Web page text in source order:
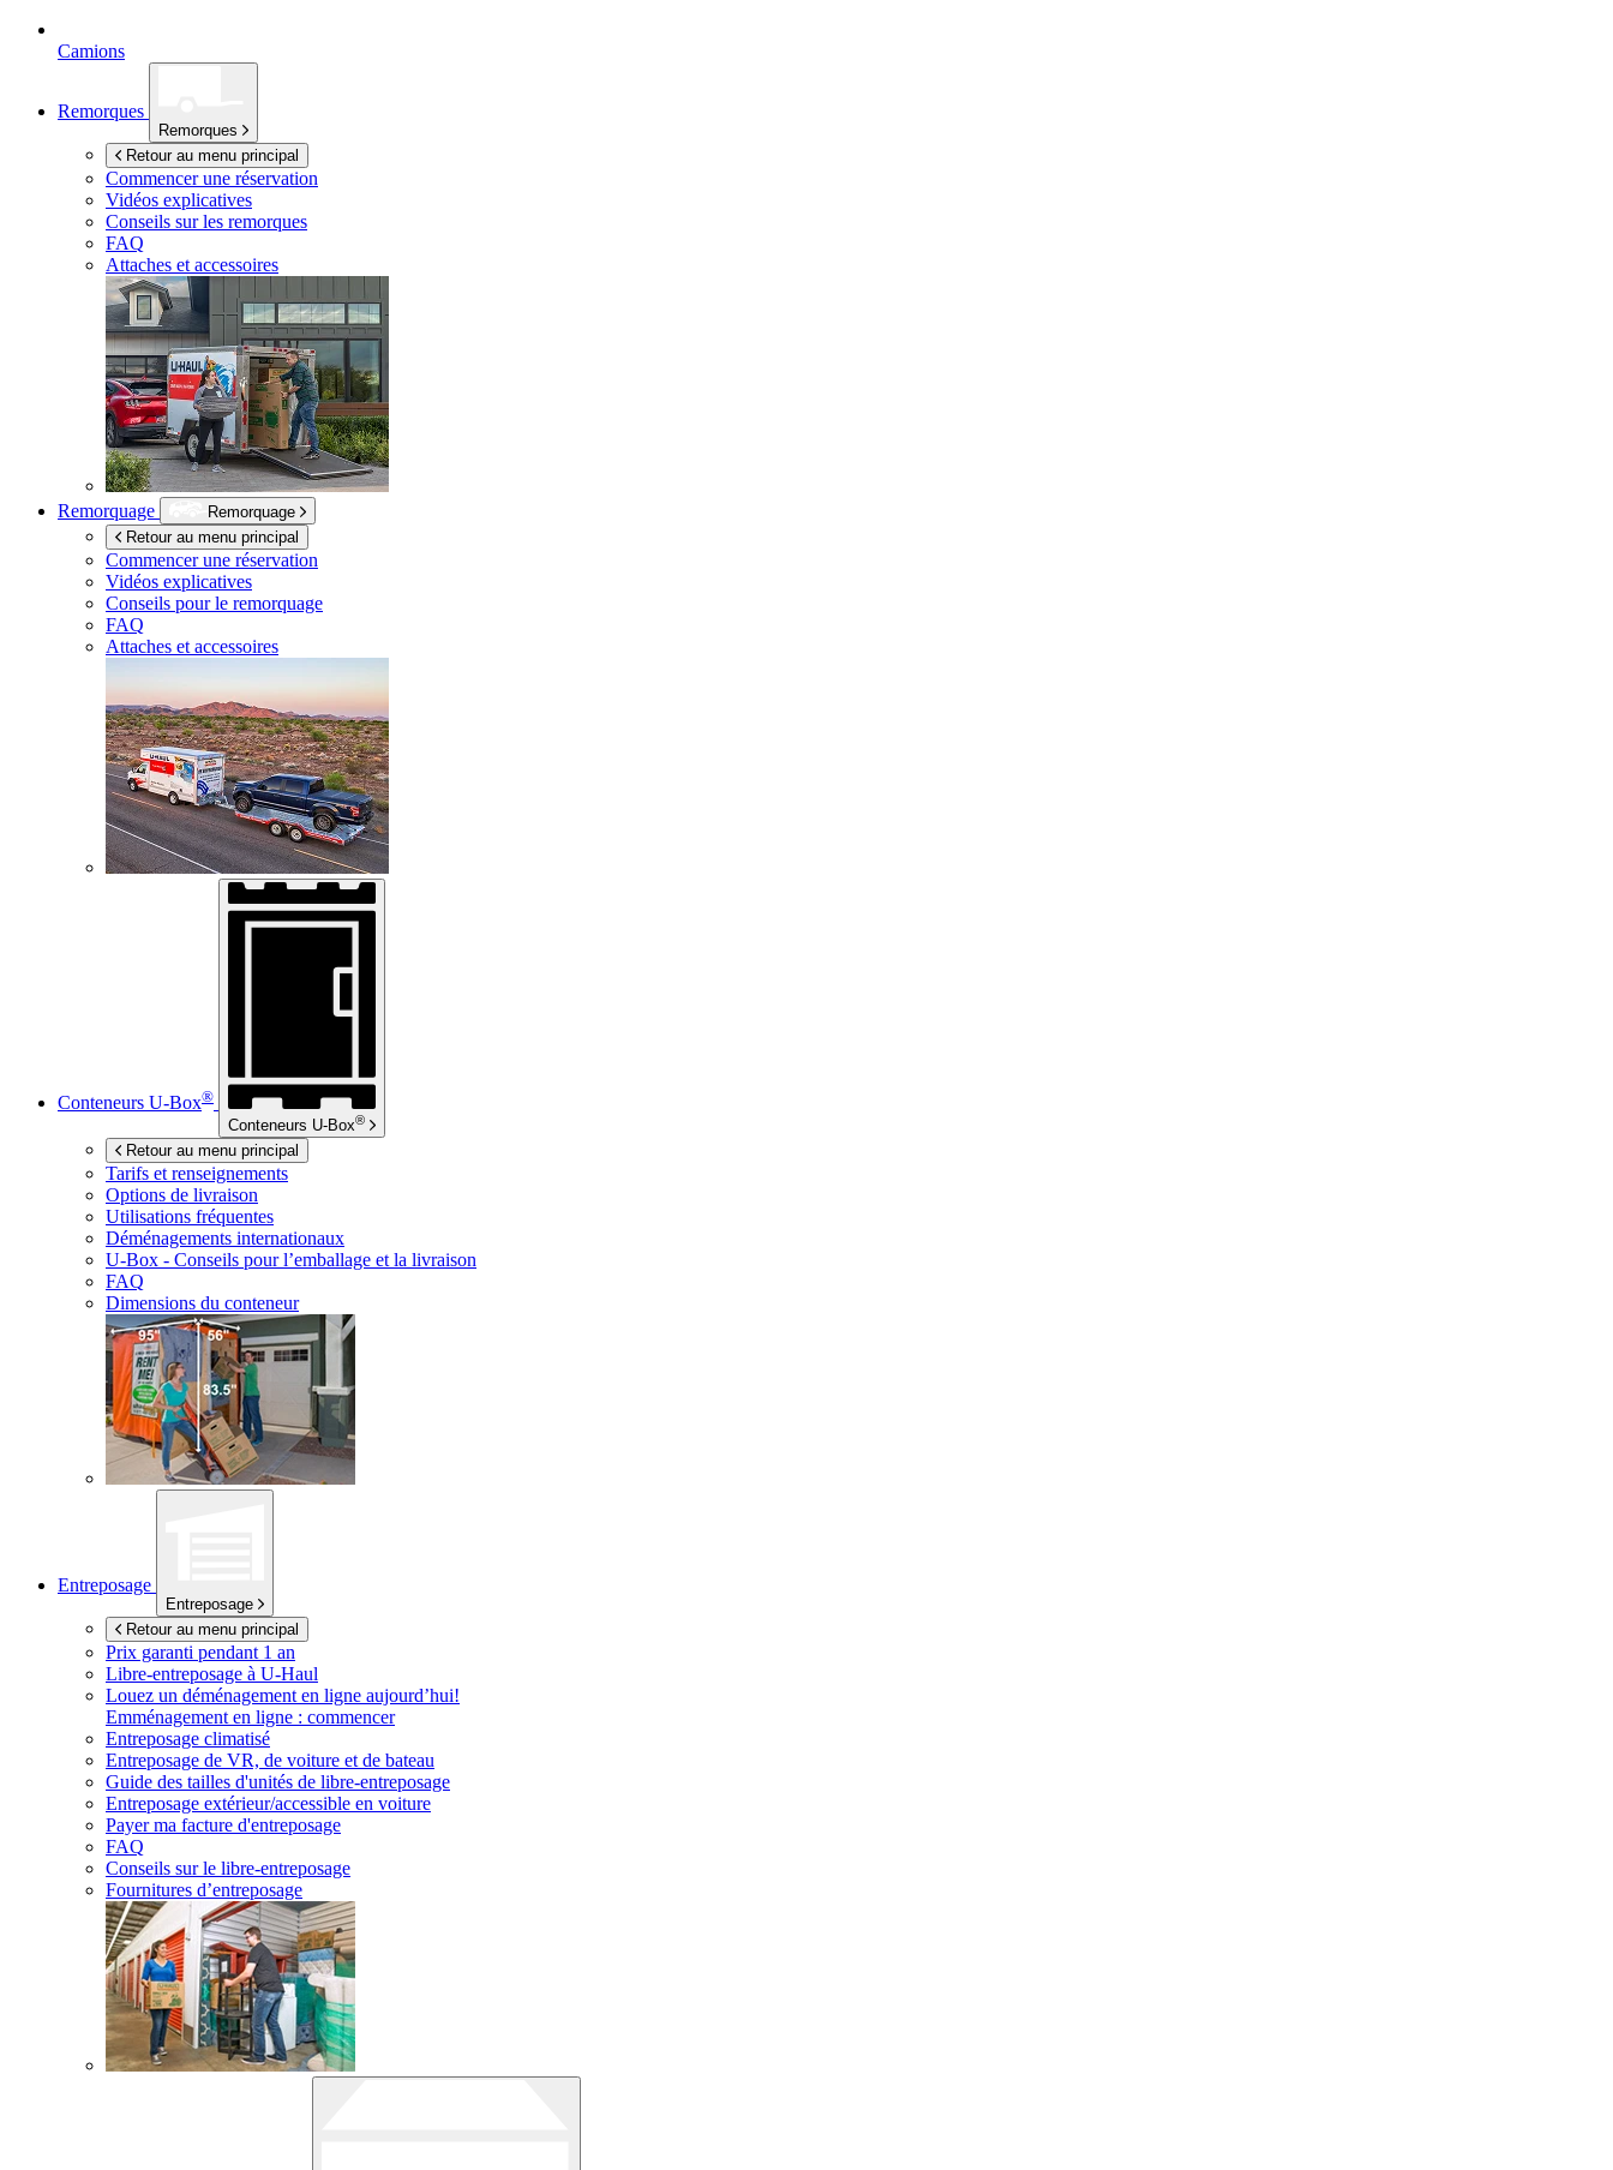
Camions
Remorques
Remorques
Retour au menu principal
Commencer une réservation
Vidéos explicatives
Conseils sur les remorques
FAQ
Attaches et accessoires
Remorquage
Remorquage
Retour au menu principal
Commencer une réservation
Vidéos explicatives
Conseils pour le remorquage
FAQ
Attaches et accessoires
Conteneurs U-Box®
Conteneurs U-Box®
Retour au menu principal
Tarifs et renseignements
Options de livraison
Utilisations fréquentes
Déménagements internationaux
U-Box - Conseils pour l’emballage et la livraison
FAQ
Dimensions du conteneur
Entreposage
Entreposage
Retour au menu principal
Prix garanti pendant 1 an
Libre-entreposage à U-Haul
Louez un déménagement en ligne aujourd’hui!
Emménagement en ligne : commencer
Entreposage climatisé
Entreposage de VR, de voiture et de bateau
Guide des tailles d'unités de libre-entreposage
Entreposage extérieur/accessible en voiture
Payer ma facture d'entreposage
FAQ
Conseils sur le libre-entreposage
Fournitures d’entreposage